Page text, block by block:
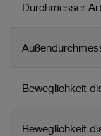
Durchmesser
Beweglichkeit
Beweglichkeit